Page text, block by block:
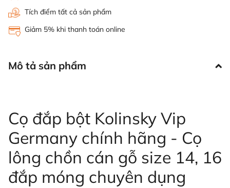
Tích điểm tất cả sản phẩm
Giảm 5% khi thanh toán online
Mô tả sản phẩm
Cọ đắp bột Kolinsky Vip
Germany chính hãng - Cọ
lông chồn cán gỗ size 14, 16
đắp móng chuyên dụng